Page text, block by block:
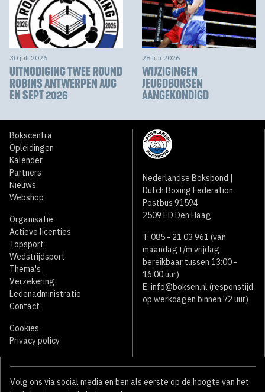
30 juli 2026
UITNODIGING TWEE ROUND
ROBINS ANTWERPEN AUG
EN SEPT 2026
28 juli 2026
WIJZIGINGEN
JEUGDBOKSEN
AANGEKONDIGD
Bokscentra
Opleidingen
Kalender
Partners
Nieuws
Webshop
Organisatie
Actieve licenties
Topsport
Wedstrijdsport
Thema's
Verzekering
Ledenadministratie
Contact
Cookies
Privacy policy
Nederlandse Boksbond |
Dutch Boxing Federation
Postbus 91594
2509 ED Den Haag
T: 085 - 21 03 961 (van
maandag t/m vrijdag
bereikbaar tussen 13:00 -
16:00 uur)
E: info@boksen.nl (responstijd
op werkdagen binnen 72 uur)
Volg ons via social media en ben als eerste op de hoogte van het